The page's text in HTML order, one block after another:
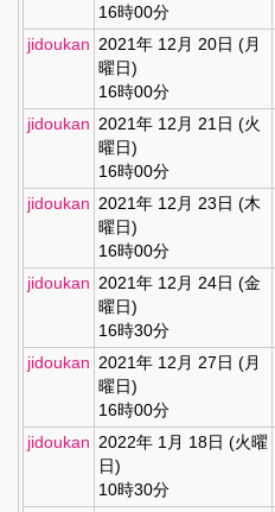
16時00分
jidoukan 2021年 12月 20日 (月
曜日)
16時00分
jidoukan 2021年 12月 21日 (火
曜日)
16時00分
jidoukan 2021年 12月 23日 (木
曜日)
16時00分
jidoukan 2021年 12月 24日 (金
曜日)
16時30分
jidoukan 2021年 12月 27日 (月
曜日)
16時00分
jidoukan 2022年 1月 18日 (火曜
日)
10時30分